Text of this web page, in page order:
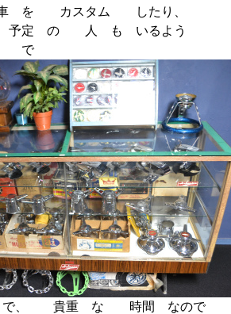
を カスタム したり、
定 の 人 も いるよう
で
、 貴重 な 時間 なので